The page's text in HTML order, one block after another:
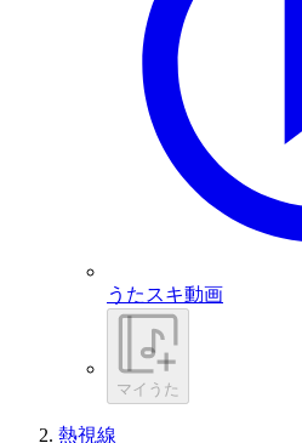
うたスキ動画
マイうた
熱視線